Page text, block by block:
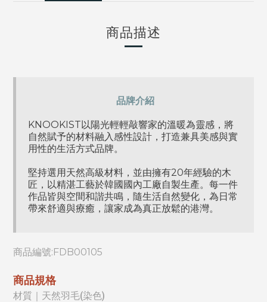
商品描述
品牌介紹
KNOOKIST以陽光輕輕敲響家的溫暖為靈感，將
自然賦予的材料融入感性設計，打造兼具美感與實
用性的生活方式品牌。
堅持選用天然高級材料，並由擁有20年經驗的木
匠，以精湛工藝於韓國國內工廠自製生產。每一件
作品皆與空間和諧共鳴，隨生活自然變化，為日常
帶來舒適與療癒，讓家成為真正放鬆的港灣。
商品編號:FDB00105
商品規格
材質｜天然羽毛(染色)